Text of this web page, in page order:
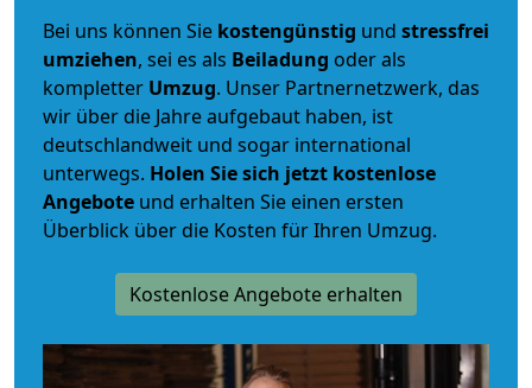
Bei uns können Sie kostengünstig und stressfrei
umziehen, sei es als Beiladung oder als
kompletter Umzug. Unser Partnernetzwerk, das
wir über die Jahre aufgebaut haben, ist
deutschlandweit und sogar international
unterwegs. Holen Sie sich jetzt kostenlose
Angebote und erhalten Sie einen ersten
Überblick über die Kosten für Ihren Umzug.
Kostenlose Angebote erhalten